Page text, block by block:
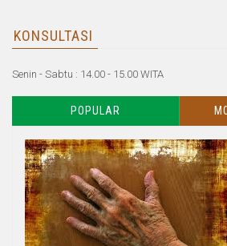
KONSULTASI
Senin - Sabtu : 14.00 - 15.00 WITA
POPULAR